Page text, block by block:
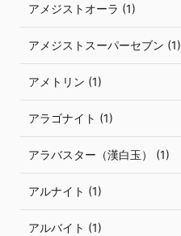
アメジストオーラ (1)
アメジストスーパーセブン (1)
アメトリン (1)
アラゴナイト (1)
アラバスター（漢白玉） (1)
アルナイト (1)
アルバイト (1)